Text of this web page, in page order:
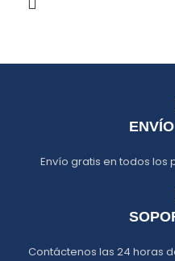
Envío gratis en todos los
Contáctenos las 24 horas